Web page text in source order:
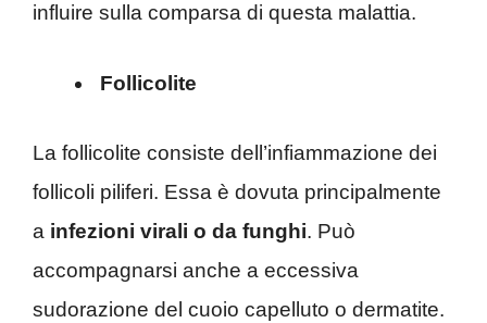
influire sulla comparsa di questa malattia.
Follicolite
La follicolite consiste dell’infiammazione dei
follicoli piliferi. Essa è dovuta principalmente
a infezioni virali o da funghi. Può
accompagnarsi anche a eccessiva
sudorazione del cuoio capelluto o dermatite.